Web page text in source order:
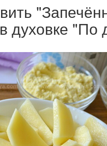
духовке "По